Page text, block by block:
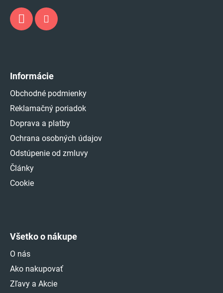
Informácie
Obchodné podmienky
Reklamačný poriadok
Doprava a platby
Ochrana osobných údajov
Odstúpenie od zmluvy
Články
Cookie
Všetko o nákupe
O nás
Ako nakupovať
Zľavy a Akcie